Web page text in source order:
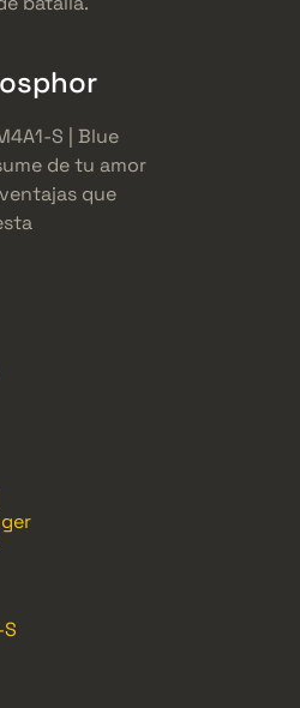
S | Blue
de tu amor
que